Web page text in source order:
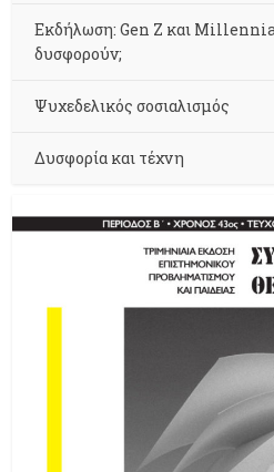
Εκδήλωση: Gen Z και
δυσφορούν;
Ψυχεδελικός σοσιαλισμός
Δυσφορία και τέχνη